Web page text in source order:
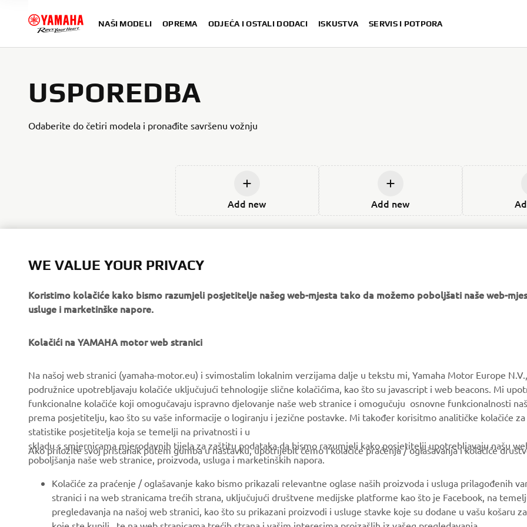
NAŠI MODELI OPREMA ODJEĆA I OSTALI DODACI ISKUSTVA SERVIS I POTPORA
USPOREDBA
Odaberite do četiri modela i pronađite savršenu vožnju
Add new Add new
About us
Events
Press
Working at Yamaha
Become a Dealer
eBike systems
Authorities & Police
Golfcourses
First responders
Robotics
Partnerships
MyYamaha
Yamaha Motor Global
Parts Catalogue
Management of Waste
WE VALUE YOUR PRIVACY
Koristimo kolačiće kako bismo razumjeli posjetitelje našeg web-mjesta tako da možemo poboljšati naše web-
usluge i marketinške napore.
Kolačići na YAMAHA motor web stranici
Na našoj web stranici (yamaha-motor.eu) i svimostalim lokalnim verzijama dalje u tekstu mi, Yamaha Motor Europe
podružnice upotrebljavaju kolačiće uključujući tehnologije slične kolačićima, kao što su javascript i web beacons. Mi
funkcionalne kolačiće koji omogučavaju ispravno djelovanje naše web stranice i omogučuju osnovne funkcionalnosti
prema posjetitelju, kao što su vaše informacije o logiranju i jezične postavke. Mi također korisitmo analitičke kolačiće
statistike posjetitelja koja se temelji na privatnosti i u
skladu s smjernicama mjerodavnih tijela za zaštitu podataka da bismo razumjeli kako posjetitelji upotrebljavaju našu
poboljšanja naše web stranice, proizvoda, usluga i marketinških napora.
Ako priložite svoj pristanak putem gumba u nastavku, upotrijebit ćemo i kolačiće praćenja / oglašavanja i kolačiće
Kolačiće za praćenje / oglašavanje kako bismo prikazali relevantne oglase naših proizvoda i usluga prilagođenih
stranici i na web stranicama trećih strana, uključujući društvene medijske platforme kao što je Facebook, na
pregledavanja na našoj web stranici, kao što su prikazani proizvodi i usluge stavke koje su dodane u vašu košaru